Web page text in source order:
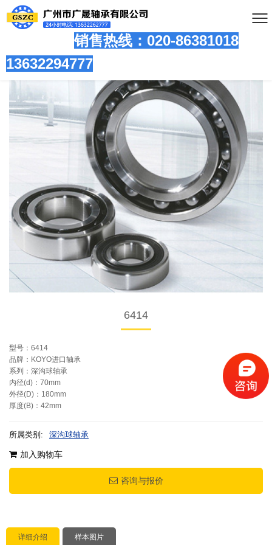
销售热线：020-86381018
13632294777
6414
型号：6414
品牌：KOYO进口轴承
系列：深沟球轴承
内径(d)：70mm
外径(D)：180mm
厚度(B)：42mm
所属类别: 深沟球轴承
加入购物车
咨询与报价
详细介绍 样本图片